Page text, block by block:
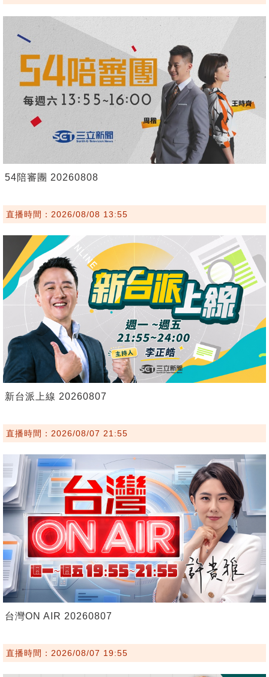
54陪審團 20260808
直播時間：2026/08/08 13:55
新台派上線 20260807
直播時間：2026/08/07 21:55
台灣ON AIR 20260807
直播時間：2026/08/07 19:55